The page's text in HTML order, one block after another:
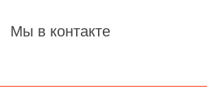
Мы в контакте